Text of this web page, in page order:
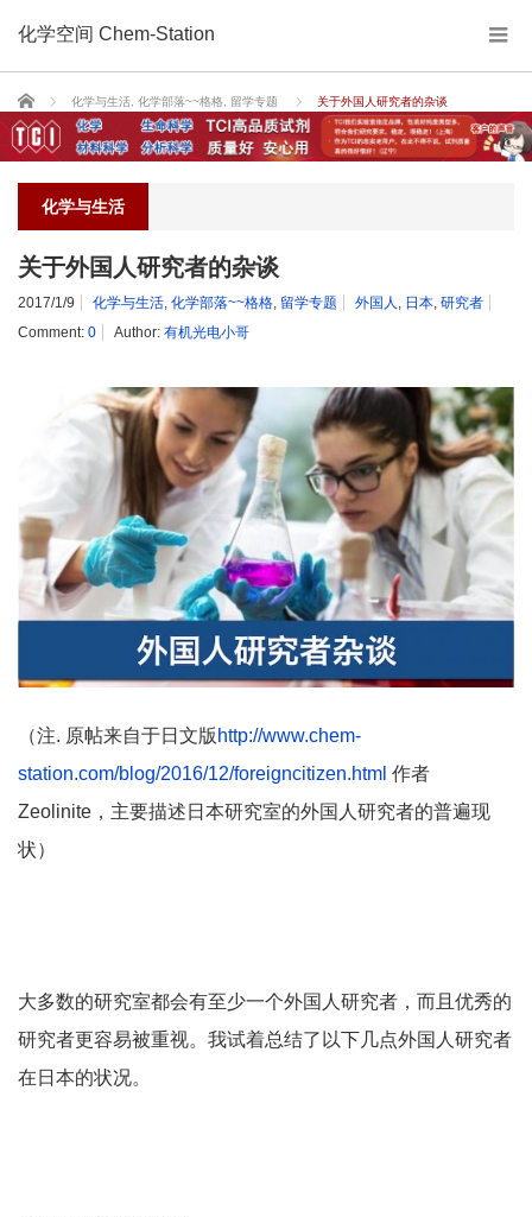
化学空间 Chem-Station
Home 化学与生活 化学部落~~格格 留学专题 关于外国人研究者的杂谈
化学与生活
关于外国人研究者的杂谈
2017/1/9 化学与生活 化学部落~~格格 留学专题 外国人 日本 研究者
Comment: 0 Author: 有机光电小哥
（注. 原帖来自于日文版 http://www.chem-
station.com/blog/2016/12/foreigncitizen.html 作者
Zeolinite，主要描述日本研究室的外国人研究者的普遍现
状）
大多数的研究室都会有至少一个外国人研究者，而且优秀的
研究者更容易被重视。我试着总结了以下几点外国人研究者
在日本的状况。